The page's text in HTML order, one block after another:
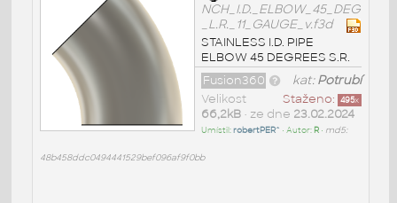
NCH_I.D._ELBOW_45_DEG
_L.R._11_GAUGE_v.f3d
STAINLESS I.D. PIPE
ELBOW 45 DEGREES S.R.
kat:Potrubí
Fusion360
Staženo: 495x
Velikost
66,2kB• ze dne 23.02.2024
Umístil:robertPER^ • Autor: R• md5:
48b458ddc0494441529bef096af9f0bb